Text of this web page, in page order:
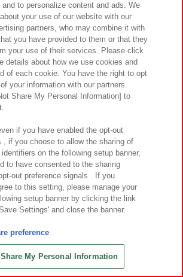
当社が施設を有している国、または当社が
している国のいずれにおいても保存および
り、本サービスを利用することにより、お
がお客様の居住国以外の国（米国を含む）
解しているものとします。 特定の状況下で
所、法執行機関、規制機関、またはセキュ
個人情報にアクセスする権利を有する場合
EEA）及びカリフォルニア州に関する
カ合衆国カリフォルニア州に居住の方は、
am.co.jp/privacy/us.html
されます。
to personalize content and ads. We
your use of our website with our
partners, who may combine it with
you have provided to them or that they
your use of their services. Please click
details about how we use cookies and
of each cookie. You have the right to opt
your information with our partners.
Share My Personal Information] to
if you have enabled the opt-out
, if you choose to allow the sharing of
on the following setup banner,
to have consented to the sharing
out preference signals . If you
to this setting, please manage your
setup banner by clicking the link
Settings' and close the banner.
preference
Share My Personal Information